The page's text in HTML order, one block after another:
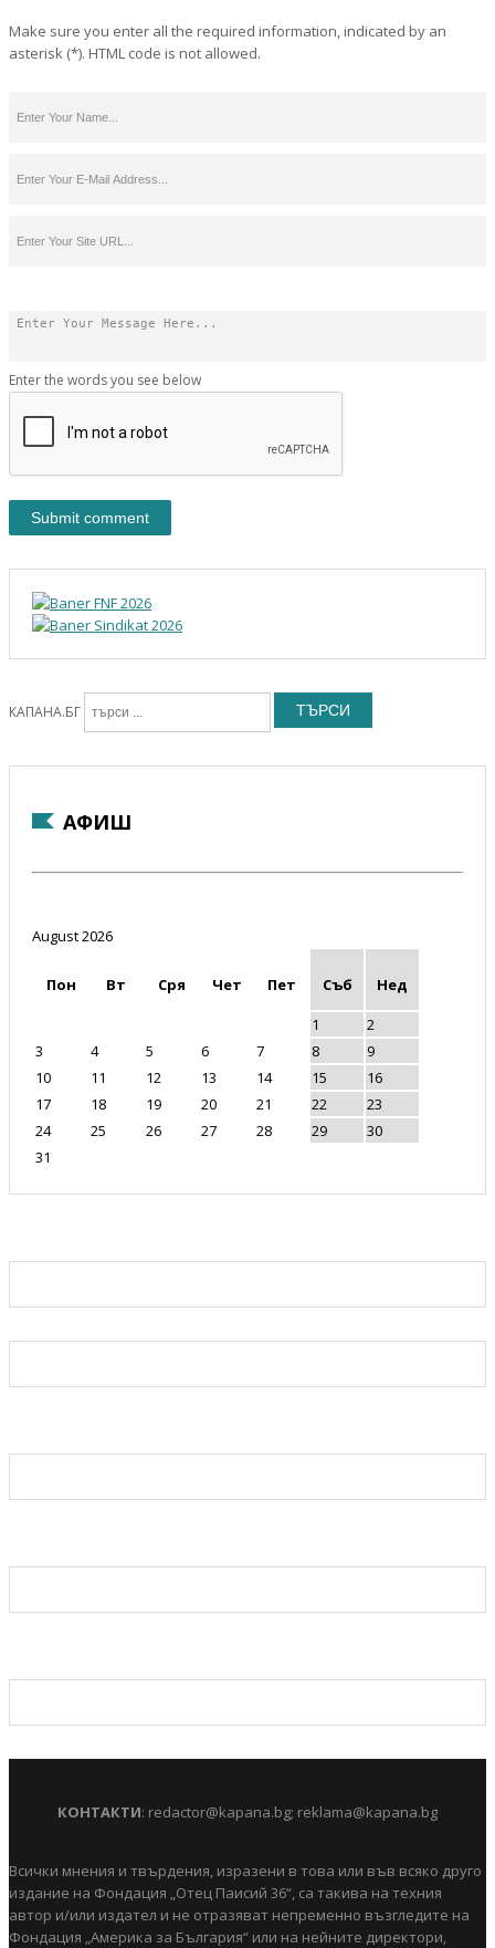
Make sure you enter all the required information, indicated by an
asterisk (*). HTML code is not allowed.
Enter the words you see below
КАПАНА.БГ ТЪРСИ
АФИШ
August 2026
Пон Вт Сря Чет Пет Съб
Нед
1
2
3
4 5 6 7 8
9
10
11 12 13 14 15
16
17
18 19 20 21 22
23
24
25 26 27 28 29
30
31
КОНТАКТИ: redactor@kapana.bg; reklama@kapana.bg
Всички мнения и твърдения, изразени в това или във всяко друго
издание на Фондация „Отец Паисий 36“, са такива на техния
автор и/или издател и не отразяват непременно възгледите на
Фондация „Америка за България“ или на нейните директори,